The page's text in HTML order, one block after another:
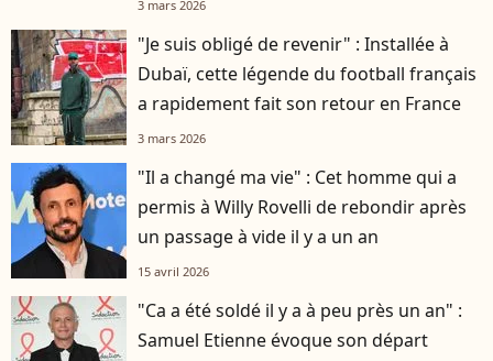
3 mars 2026
"Je suis obligé de revenir" : Installée à
Dubaï, cette légende du football français
a rapidement fait son retour en France
3 mars 2026
"Il a changé ma vie" : Cet homme qui a
permis à Willy Rovelli de rebondir après
un passage à vide il y a un an
15 avril 2026
"Ca a été soldé il y a à peu près un an" :
Samuel Etienne évoque son départ